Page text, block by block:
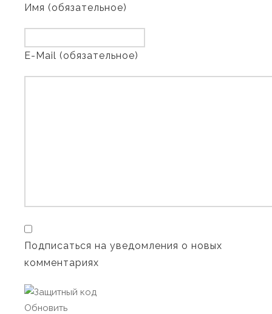
Имя (обязательное)
E-Mail (обязательное)
Подписаться на уведомления о новых
комментариях
Обновить